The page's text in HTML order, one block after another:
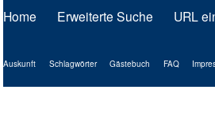
Home Erweiterte Suche URL
Auskunft Schlagwörter Gästebuch FAQ